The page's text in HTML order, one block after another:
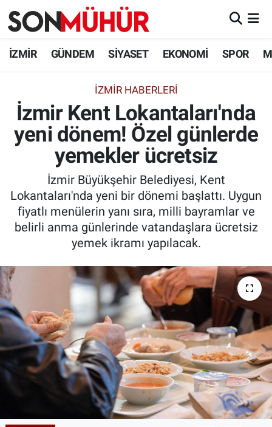
İZMİR GÜNDEM SİYASET EKONOMİ SPOR
İZMIR HABERLERI
İzmir Kent Lokantaları'nda
yeni dönem! Özel günlerde
yemekler ücretsiz
İzmir Büyükşehir Belediyesi, Kent
Lokantaları'nda yeni bir dönemi başlattı. Uygun
fiyatlı menülerin yanı sıra, milli bayramlar ve
belirli anma günlerinde vatandaşlara ücretsiz
yemek ikramı yapılacak.
İzmir Nöbetçi Eczaneler
İzmir Namaz Vakitleri
İzmir Trafik Yoğunluk Haritası
Süper Lig Puan Durumu ve Fikstür
Tüm Manşetler
Son Dakika Haberleri
Haber Arşivi